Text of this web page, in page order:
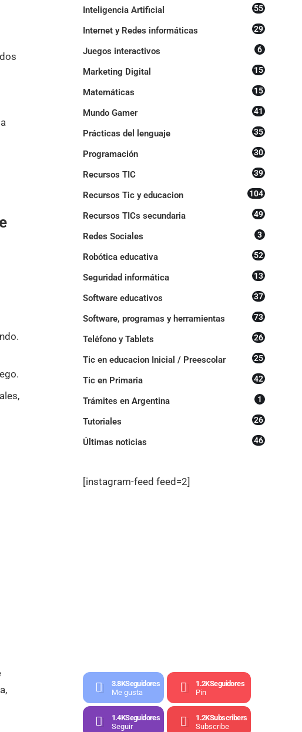
Inteligencia Artificial 55
Internet y Redes informáticas 29
Juegos interactivos 6
Marketing Digital 15
Matemáticas 15
Mundo Gamer 41
Prácticas del lenguaje 35
Programación 30
Recursos TIC 39
Recursos Tic y educacion 104
Recursos TICs secundaria 49
Redes Sociales 3
Robótica educativa 52
Seguridad informática 13
Software educativos 37
Software, programas y herramientas 73
Teléfono y Tablets 26
Tic en educacion Inicial / Preescolar 25
Tic en Primaria 42
Trámites en Argentina 1
Tutoriales 26
Últimas noticias 46
[instagram-feed feed=2]
3.8KSeguidores
Me gusta
1.2KSeguidores
Pin
1.4KSeguidores
Seguir
1.2KSubscribers
Subscribe